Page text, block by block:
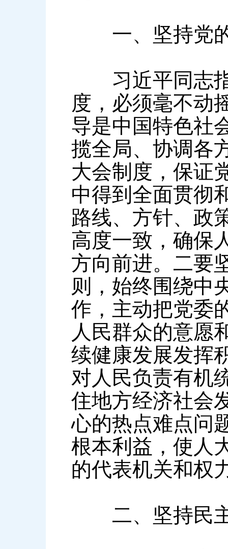
一、坚持党的
习近平同志指
度，必须毫不动
导是中国特色社
揽全局、协调各
大会制度，保证
中得到全面贯彻
路线、方针、政
高度一致，确保
方向前进。二要
则，始终围绕中
作，主动把党委
人民群众的意愿
续健康发展发挥
对人民负责有机
住地方经济社会
心的热点难点问
根本利益，使人
的代表机关和权
二、坚持民主